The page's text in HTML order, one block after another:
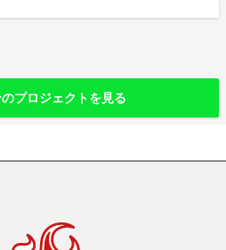
プロジェクトを見る